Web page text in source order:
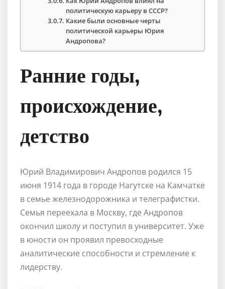
политическую карьеру в СССР?
Какие были основные черты
политической карьеры Юрия
Андропова?
Ранние годы,
происхождение,
детство
Юрий Владимирович Андропов родился 15
июня 1914 года в городе Нагутске на Камчатке
в семье железнодорожника и телеграфистки.
Семья переехала в Москву, где Андропов
окончил школу и поступил в университет. Уже
в юности он проявил превосходные
аналитические способности и стремление к
лидерству.